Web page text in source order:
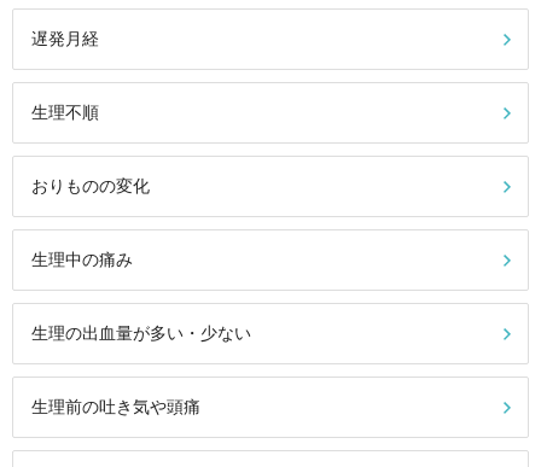
遅発月経
生理不順
おりものの変化
生理中の痛み
生理の出血量が多い・少ない
生理前の吐き気や頭痛